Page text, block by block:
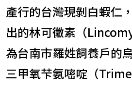
產行的台灣現剝白蝦仁
出的林可黴素（
為台南市羅姓飼養戶的
三甲氧芐氨嘧啶（